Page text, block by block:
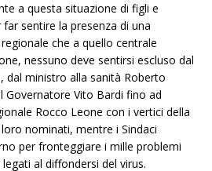
a questa situazione di figli e
sentire la presenza di una
che a quello centrale
nessuno deve sentirsi escluso dal
dal ministro alla sanità Roberto
Governatore Vito Bardi fino ad
Rocco Leone con i vertici della
nominati, mentre i Sindaci
per fronteggiare i mille problemi
al diffondersi del virus.